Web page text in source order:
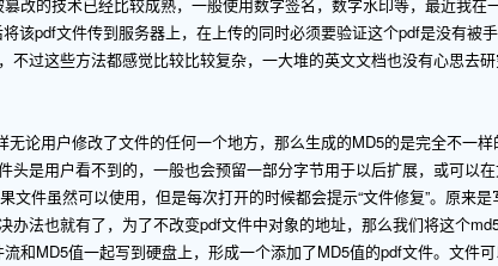
该pdf文件传到服务器上，在上传的同时必须要验证这个pdf是没有被
不过这些方法都感觉比较比较复杂，一大堆的英文文档也没有心思去
户修改了文件的任何一个地方，那么生成的MD5的是完全不一样
头是用户看不到的，一般也会预留一部分字节用于以后扩展，或可以
文件虽然可以使用，但是每次打开的时候都会提示“文件修复”。原来
办法也就有了，为了不改变pdf文件中对象的地址，那么我们将这个
和MD5值一起写到硬盘上，形成一个添加了MD5值的pdf文件。文件